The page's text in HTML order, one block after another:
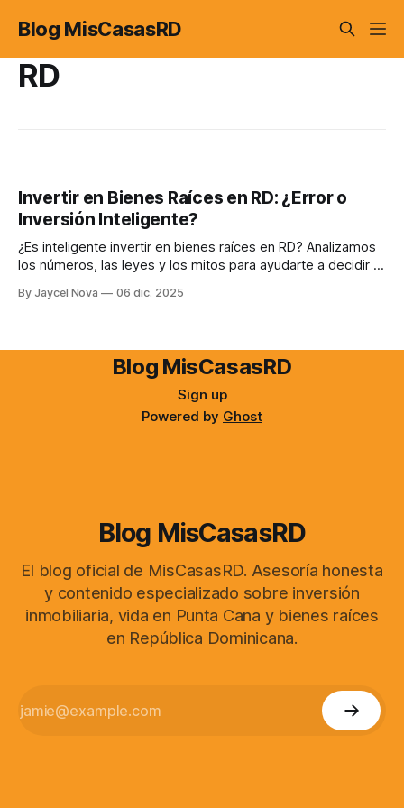
Blog MisCasasRD
RD
Invertir en Bienes Raíces en RD: ¿Error o
Inversión Inteligente?
¿Es inteligente invertir en bienes raíces en RD? Analizamos
los números, las leyes y los mitos para ayudarte a decidir si
By Jaycel Nova 06 dic. 2025
Blog MisCasasRD
Sign up
Powered by Ghost
Blog MisCasasRD
El blog oficial de MisCasasRD. Asesoría honesta
y contenido especializado sobre inversión
inmobiliaria, vida en Punta Cana y bienes raíces
en República Dominicana.